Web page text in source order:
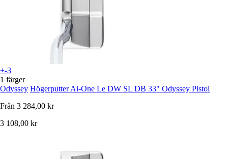
+-3
1 färger
Odyssey Högerputter Ai-One Le DW SL DB 33" Odyssey Pistol
Från 3 284,00 kr
3 108,00 kr